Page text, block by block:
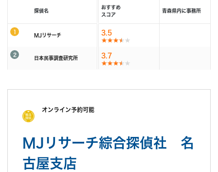
これからも、お客様が「そよかぜ」 のような穏やかな日常をとりもどせるよ
うに、誠実に調査いたします。
そよかぜ探偵事務所に、どうぞお気軽にご相談ください。
調査機材 調査で使用するカメラ数：平均１６台～２２台（他社
平均の約8倍！)
約6倍！) 続きを読む
以外一切なし！
提案します。続きを読む
以外一切なし！
提案します。
探偵名
おすすめ
スコア
青森県内に事務所
1
MJリサーチ 3.5
2
日本民事調査研究所 3.7
オンライン予約可能
MJリサーチ綜合探偵社 名
古屋支店